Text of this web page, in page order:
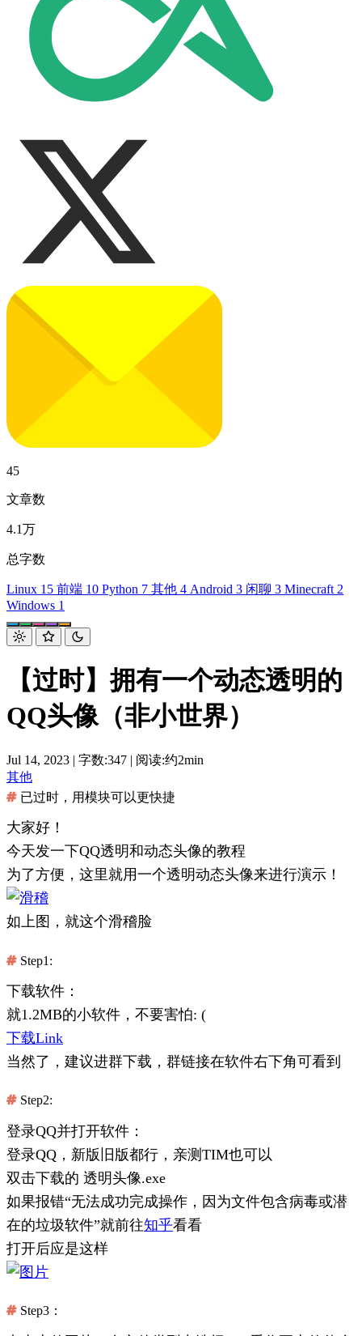
45
文章数
4.1万
总字数
Linux 15 前端 10 Python 7 其他 4 Android 3 闲聊 3 Minecraft 2
Windows 1
【过时】拥有一个动态透明的
QQ头像（非小世界）
Jul 14, 2023 | 字数:347 | 阅读:约2min
其他
已过时，用模块可以更快捷
大家好！
今天发一下QQ透明和动态头像的教程
为了方便，这里就用一个透明动态头像来进行演示！
如上图，就这个滑稽脸
Step1:
下载软件：
就1.2MB的小软件，不要害怕: (
下载Link
当然了，建议进群下载，群链接在软件右下角可看到
Step2:
登录QQ并打开软件：
登录QQ，新版旧版都行，亲测TIM也可以
双击下载的 透明头像.exe
如果报错“无法成功完成操作，因为文件包含病毒或潜
在的垃圾软件”就前往知乎看看
打开后应是这样
Step3：